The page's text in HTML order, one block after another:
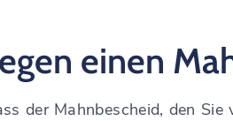
einen
der Mahnbescheid, den